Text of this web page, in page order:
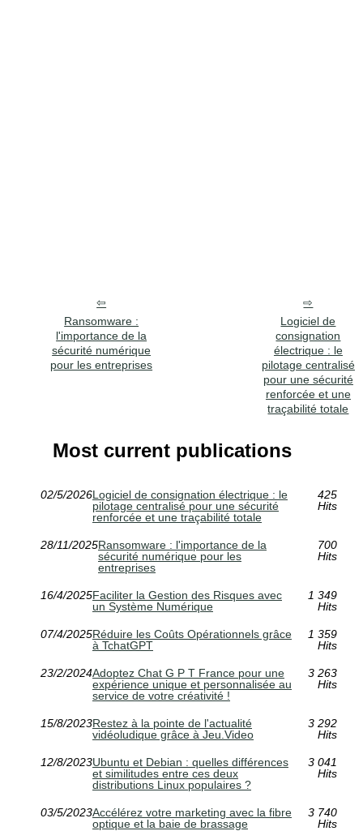
Ransomware :
l'importance de la
sécurité numérique
pour les entreprises
Logiciel de
consignation
électrique : le
pilotage centralisé
pour une sécurité
renforcée et une
traçabilité totale
Most current publications
02/5/2026Logiciel de consignation électrique : le
pilotage centralisé pour une sécurité
renforcée et une traçabilité totale
425
Hits
28/11/2025Ransomware : l'importance de la
sécurité numérique pour les
entreprises
700
Hits
16/4/2025Faciliter la Gestion des Risques avec
un Système Numérique
1 349
Hits
07/4/2025Réduire les Coûts Opérationnels grâce
à TchatGPT
1 359
Hits
23/2/2024Adoptez Chat G P T France pour une
expérience unique et personnalisée au
service de votre créativité !
3 263
Hits
15/8/2023Restez à la pointe de l'actualité
vidéoludique grâce à Jeu.Video
3 292
Hits
12/8/2023Ubuntu et Debian : quelles différences
et similitudes entre ces deux
distributions Linux populaires ?
3 041
Hits
03/5/2023Accélérez votre marketing avec la fibre
optique et la baie de brassage
3 740
Hits